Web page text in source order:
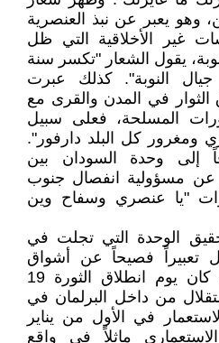
وهو يعبر عن نبذ العنصرية
غير الأخلاقية التي ظل
يقول الشعار "تكسر سنة
النوبة". كذلك عبرت
في المدن والقرى مع
المسلحة، فعلى سبيل
ومغرور كل البلد دارفور".
إلى وحدة السودان بين
عن مسؤولية انفصال جنوب
"يا عنصري وسفاح وين
الوحدة التي تجلت في
تمثل تعبيراً فصيحاً عن أشواق
استكمال الاستقلال. كذلك كان يوم انطلاق الثورة 19
من داخل البرلمان في
خرج الاستعمار في الأول من يناير
الاستعماري ماثلاً في واقع